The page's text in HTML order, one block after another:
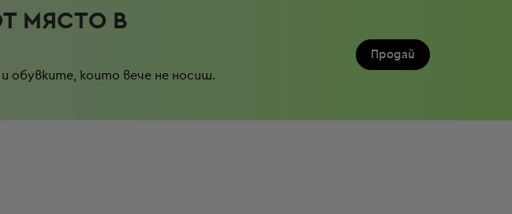
МЯСТО В
обувките, които вече не носиш.
Продай